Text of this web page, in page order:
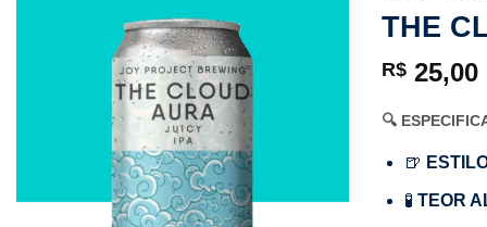
THE
R$ 25,00
🔍
🍺
🧪 TEOR